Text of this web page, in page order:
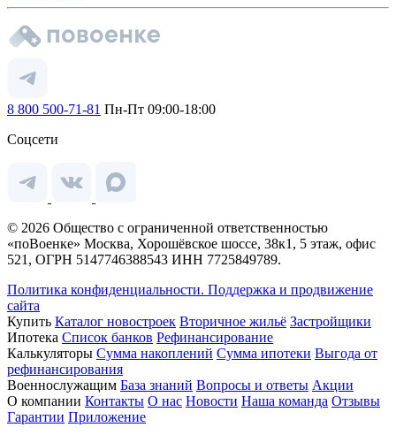
8 800 500-71-81 Пн-Пт 09:00-18:00
Соцсети
© 2026 Общество с ограниченной ответственностью
«поВоенке» Москва, Хорошёвское шоссе, 38к1, 5 этаж, офис
521, ОГРН 5147746388543 ИНН 7725849789.
Политика конфиденциальности. Поддержка и продвижение
сайта
Купить Каталог новостроек Вторичное жильё Застройщики
Ипотека Список банков Рефинансирование
Калькуляторы Сумма накоплений Сумма ипотеки Выгода от
рефинансирования
Военнослужащим База знаний Вопросы и ответы Акции
О компании Контакты О нас Новости Наша команда Отзывы
Гарантии Приложение